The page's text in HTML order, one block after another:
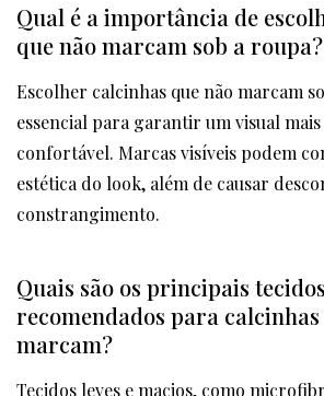
Qual é a importância de
que não marcam sob a roupa?
Escolher calcinhas que não marcam
essencial para garantir um visual
confortável. Marcas visíveis podem
estética do look, além de causar
constrangimento.
Quais são os principais tecidos
recomendados para
marcam?
Tecidos leves e macios, como